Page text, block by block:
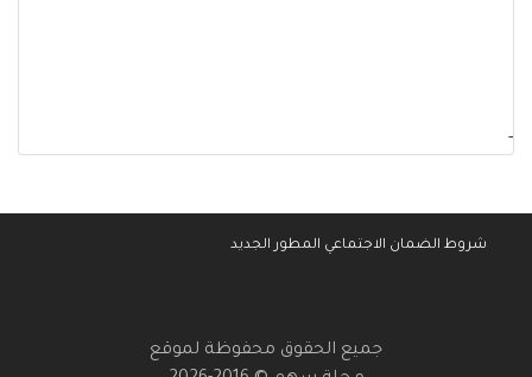
-
شروط الضمان الاجتماعي المطور الجديد
جميع الحقوق محفوظة لموقع